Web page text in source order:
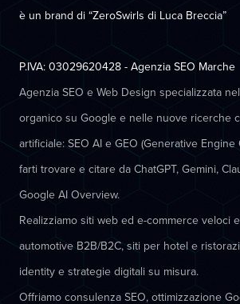
è un brand di “ZeroSwirls di Luca Breccia”
P.IVA: 03029620428 - Agenzia SEO Marche
Agenzia SEO e Web Design specializzata
organico su Google e nelle nuove ricerche
artificiale: SEO AI e GEO (Generative
farti trovare e citare da ChatGPT, Gemini,
Google AI Overview.
Realizziamo siti web ed e-commerce veloci
automotive B2B/B2C, siti per hotel e
identity e strategie digitali su misura.
Offriamo consulenza SEO, ottimizzazione